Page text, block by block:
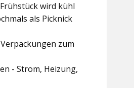
wird kühl
als Picknick
zum
- Strom, Heizung,